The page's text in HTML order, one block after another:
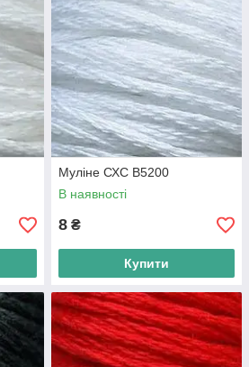
Муліне СХС B5200
В наявності
8 ₴
Купити